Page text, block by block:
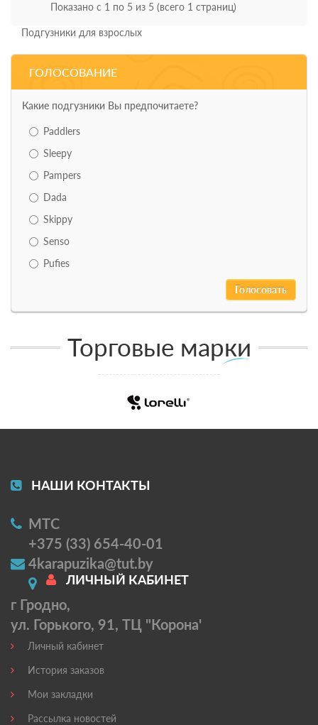
Показано с 1 по 5 из 5 (всего 1 страниц)
Подгузники для взрослых
ГОЛОСОВАНИЕ
Какие подгузники Вы предпочитаете?
Paddlers
Sleepy
Pampers
Dada
Skippy
Senso
Pufies
Торговые марки
НАШИ КОНТАКТЫ
МТС
+375 (33) 654-40-01
4karapuzika@tut.by
г Гродно,
ул. Горького, 91, ТЦ "Корона'
ЛИЧНЫЙ КАБИНЕТ
Личный кабинет
История заказов
Мои закладки
Рассылка новостей